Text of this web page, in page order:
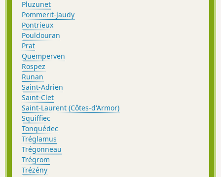
Pluzunet
Pommerit-Jaudy
Pontrieux
Pouldouran
Prat
Quemperven
Rospez
Runan
Saint-Adrien
Saint-Clet
Saint-Laurent (Côtes-d'Armor)
Squiffiec
Tonquédec
Tréglamus
Trégonneau
Trégrom
Trézény